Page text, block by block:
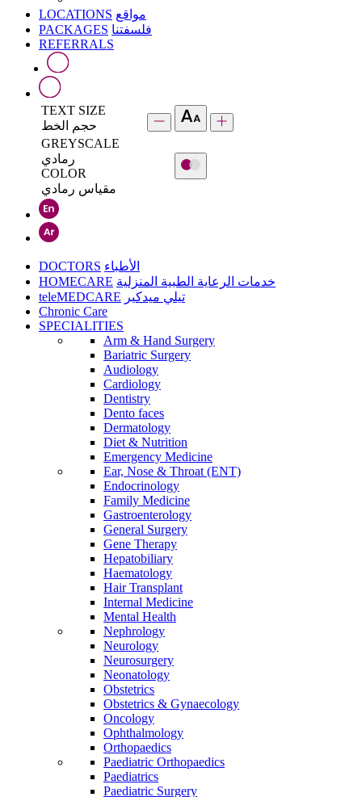
LOCATIONS مواقع
PACKAGES فلسفتنا
REFERRALS
TEXT SIZE
حجم الخط
GREYSCALE
رمادي
COLOR
مقياس رمادي
DOCTORS الأطباء
HOMECARE خدمات الرعاية الطبية المنزلية
teleMEDCARE تيلي ميدكير
Chronic Care
SPECIALITIES
Arm & Hand Surgery
Bariatric Surgery
Audiology
Cardiology
Dentistry
Dento faces
Dermatology
Diet & Nutrition
Emergency Medicine
Ear, Nose & Throat (ENT)
Endocrinology
Family Medicine
Gastroenterology
General Surgery
Gene Therapy
Hepatobiliary
Haematology
Hair Transplant
Internal Medicine
Mental Health
Nephrology
Neurology
Neurosurgery
Neonatology
Obstetrics
Obstetrics & Gynaecology
Oncology
Ophthalmology
Orthopaedics
Paediatric Orthopaedics
Paediatrics
Paediatric Surgery